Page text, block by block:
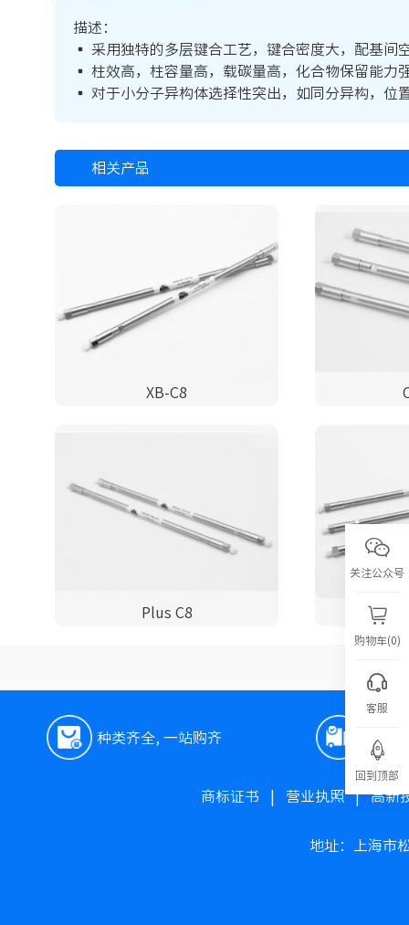
描述：
▪ 采用独特的多层键合工艺，键合密度大，配基间
▪ 柱效高，柱容量高，载碳量高，化合物保留能力
▪ 对于小分子异构体选择性突出，如同分异构，位
相关产品
XB-C8
Plus C8
种类齐全, 一站购齐 极速
商标证书 营业执照|高新
地址：上海市
关注公众号
购物车(0)
客服
回到顶部